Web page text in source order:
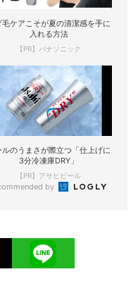
毛ケアこそが夏の清潔感を手に
入れる方法
【PR】パナソニック
ルのうまさが際立つ「仕上げに
3分冷凍庫DRY」
【PR】アサヒビール
by